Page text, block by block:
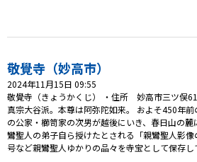
敬覺寺（妙高市）
2024年11月15日 09:55
敬覺寺（きょうかくじ） ・住所 妙高市三ツ俣
真宗大谷派。本尊は阿弥陀如来。 およそ450年
の公家・櫛笥家の次男が越後にいき、春日山の
鸞聖人の弟子自ら授けたとされる「親鸞聖人影
号など親鸞聖人ゆかりの品々を寺宝として保存